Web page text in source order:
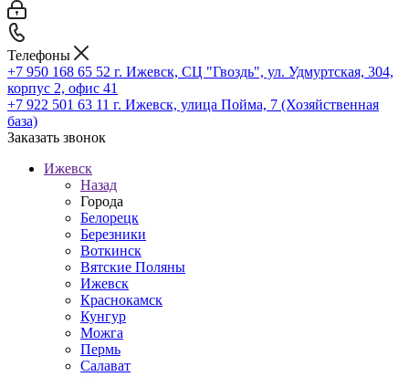
Телефоны
+7 950 168 65 52 г. Ижевск, СЦ "Гвоздь", ул. Удмуртская, 304,
корпус 2, офис 41
+7 922 501 63 11 г. Ижевск, улица Пойма, 7 (Хозяйственная
база)
Заказать звонок
Ижевск
Назад
Города
Белорецк
Березники
Воткинск
Вятские Поляны
Ижевск
Краснокамск
Кунгур
Можга
Пермь
Салават